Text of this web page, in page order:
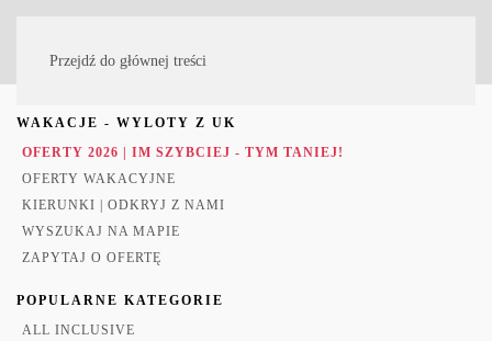
Przejdź do głównej treści
WAKACJE - WYLOTY Z UK
OFERTY 2026 | IM SZYBCIEJ - TYM TANIEJ!
OFERTY WAKACYJNE
KIERUNKI | ODKRYJ Z NAMI
WYSZUKAJ NA MAPIE
ZAPYTAJ O OFERTĘ
POPULARNE KATEGORIE
ALL INCLUSIVE